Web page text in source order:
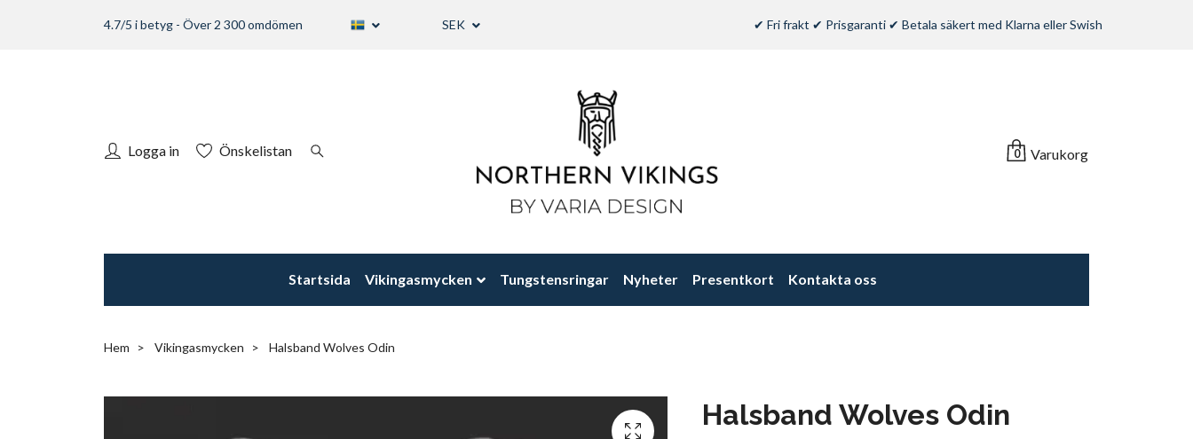
4.7/5 i betyg - Över 2 300 omdömen SEK ✔ Fri frakt ✔ Prisgaranti ✔ Betala säkert med Klarna eller Swish
Logga in Önskelistan 0 Varukorg
Startsida Vikingasmycken Tungstensringar Nyheter Presentkort Kontakta oss
Hem Vikingasmycken Halsband Wolves Odin
Halsband Wolves Odin